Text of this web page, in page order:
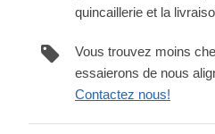
quincaillerie et la
Vous trouvez moins
essaierons de nous
Contactez nous!